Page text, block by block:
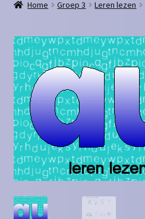
Algemene voorwaarden
Blog
Contact
Homepagina
Mijn account
Privacy Policy
Home Groep 3 Leren lezen